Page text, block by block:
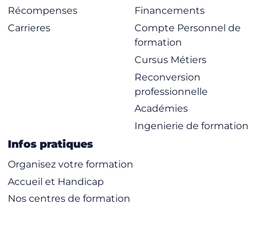
Récompenses
Carrieres
Financements
Compte Personnel de
formation
Cursus Métiers
Reconversion
professionnelle
Académies
Ingenierie de formation
Infos pratiques
Organisez votre formation
Accueil et Handicap
Nos centres de formation